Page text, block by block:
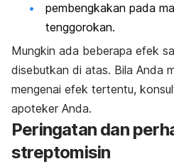
pembengkakan pada
tenggorokan.
Mungkin ada beberapa efek
disebutkan di atas. Bila Anda
mengenai efek tertentu,
apoteker Anda.
Peringatan dan
streptomisin